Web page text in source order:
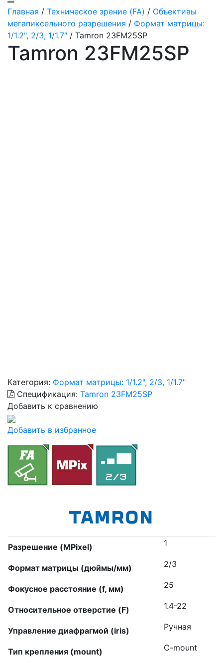
Главная / Техническое зрение (FA) / Объективы
мегапиксельного разрешения / Формат матрицы:
1/1.2", 2/3, 1/1.7" / Tamron 23FM25SP
Tamron 23FM25SP
Категория: Формат матрицы: 1/1.2", 2/3, 1/1.7"
Спецификация: Tamron 23FM25SP
Добавить к сравнению
Добавить в избранное
Разрешение (MPixel) 1
Формат матрицы (дюймы/мм) 2/3
Фокусное расстояние (f, мм) 25
Относительное отверстие (F) 1.4-22
Управление диафрагмой (iris) Ручная
Тип крепления (mount) C-mount